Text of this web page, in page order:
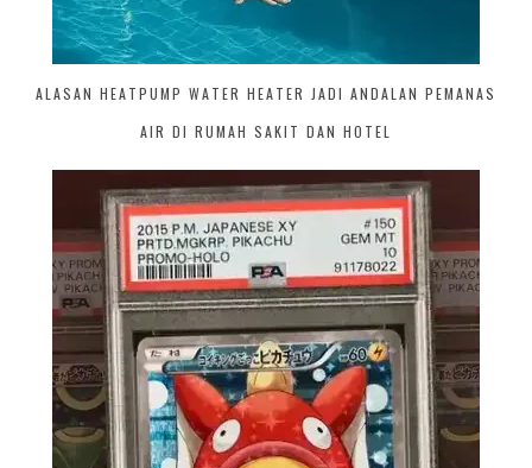
ALASAN HEATPUMP WATER HEATER JADI ANDALAN PEMANAS
AIR DI RUMAH SAKIT DAN HOTEL